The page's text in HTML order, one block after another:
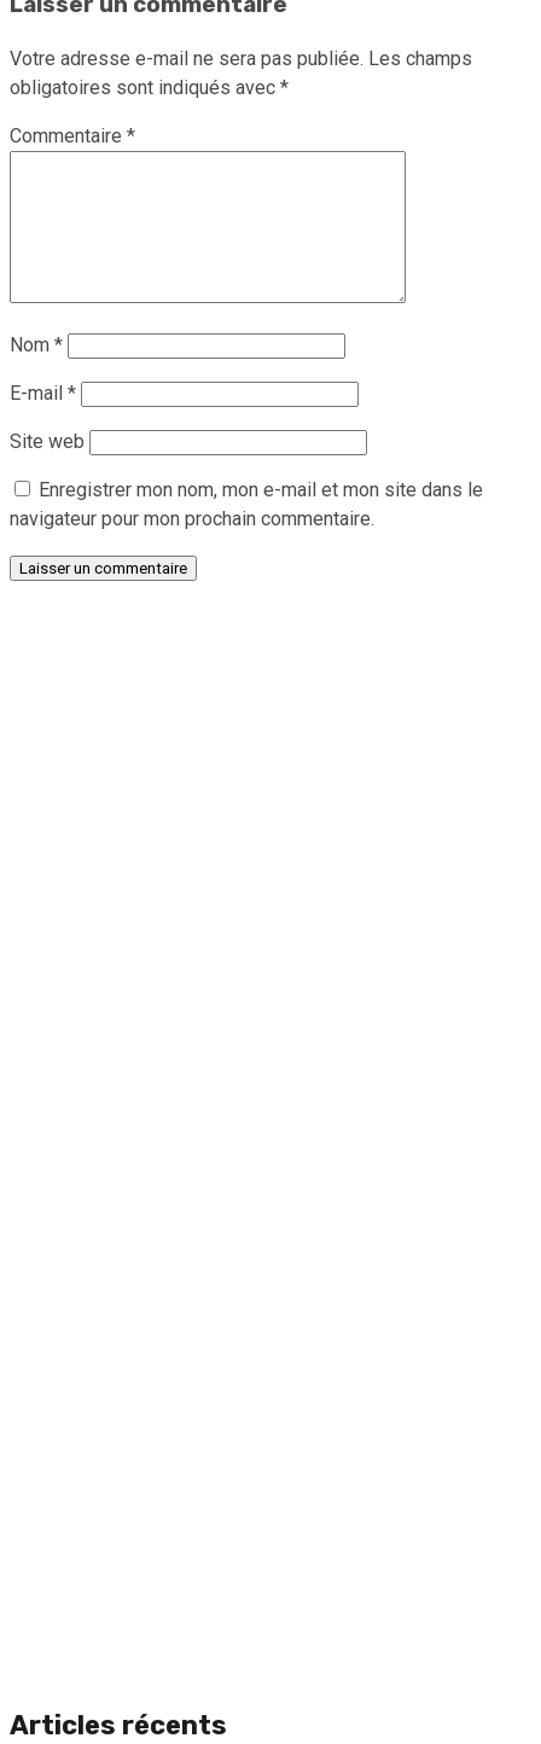
Votre adresse e-mail ne sera pas publiée. Les champs
obligatoires sont indiqués avec *
Commentaire *
Nom *
E-mail *
Site web
Enregistrer mon nom, mon e-mail et mon site dans le
navigateur pour mon prochain commentaire.
Articles récents